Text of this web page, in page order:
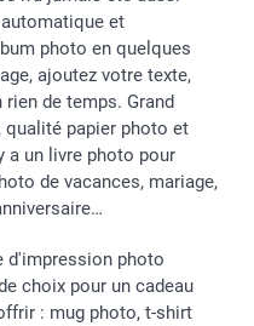
et
photo en quelques
ajoutez votre texte,
de temps. Grand
papier photo et
a un livre photo pour
de vacances, mariage,
d'impression photo
choix pour un cadeau
: mug photo, t-shirt